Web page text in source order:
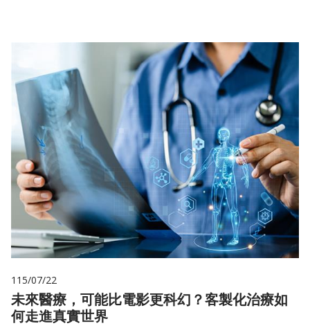
115/07/22
未來醫療，可能比電影更科幻？客製化治療如
何走進真實世界